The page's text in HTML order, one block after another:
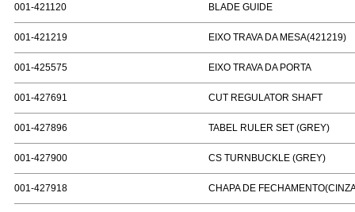
001-421120 BLADE GUIDE
001-421219 EIXO TRAVA DA MESA(421219)
001-425575 EIXO TRAVA DA PORTA
001-427691 CUT REGULATOR SHAFT
001-427896 TABEL RULER SET (GREY)
001-427900 CS TURNBUCKLE (GREY)
001-427918 CHAPA DE